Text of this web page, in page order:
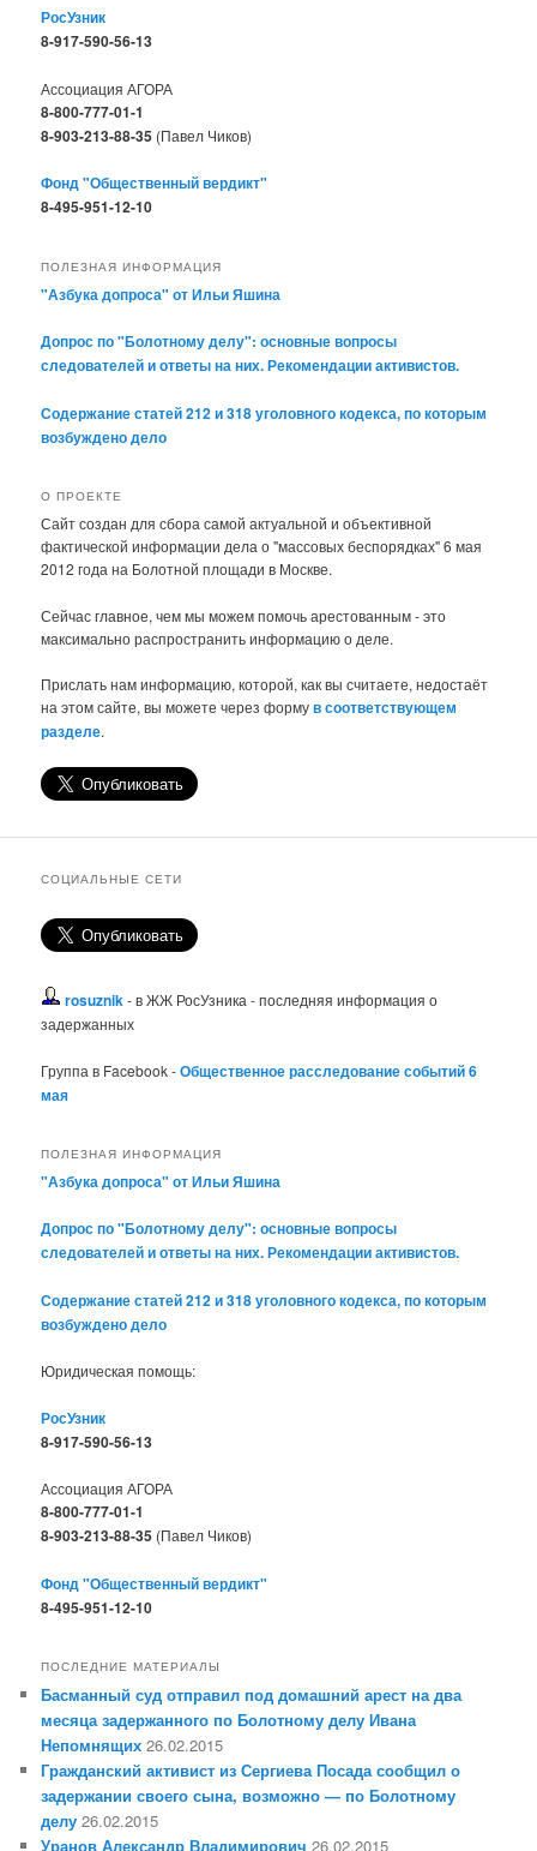
РосУзник
8-917-590-56-13
Ассоциация АГОРА
8-800-777-01-1
8-903-213-88-35 (Павел Чиков)
Фонд "Общественный вердикт"
8-495-951-12-10
ПОЛЕЗНАЯ ИНФОРМАЦИЯ
"Азбука допроса" от Ильи Яшина
Допрос по "Болотному делу": основные вопросы
следователей и ответы на них. Рекомендации активистов.
Содержание статей 212 и 318 уголовного кодекса, по которым
возбуждено дело
О ПРОЕКТЕ
Сайт создан для сбора самой актуальной и объективной
фактической информации дела о "массовых беспорядках" 6 мая
2012 года на Болотной площади в Москве.
Сейчас главное, чем мы можем помочь арестованным - это
максимально распространить информацию о деле.
Прислать нам информацию, которой, как вы считаете, недостаёт
на этом сайте, вы можете через формув соответствующем
разделе.
СОЦИАЛЬНЫЕ СЕТИ
rosuznik- в ЖЖ РосУзника - последняя информация о
задержанных
Группа в Facebook -Общественное расследование событий 6
мая
ПОЛЕЗНАЯ ИНФОРМАЦИЯ
"Азбука допроса" от Ильи Яшина
Допрос по "Болотному делу": основные вопросы
следователей и ответы на них. Рекомендации активистов.
Содержание статей 212 и 318 уголовного кодекса, по которым
возбуждено дело
Юридическая помощь:
РосУзник
8-917-590-56-13
Ассоциация АГОРА
8-800-777-01-1
8-903-213-88-35 (Павел Чиков)
Фонд "Общественный вердикт"
8-495-951-12-10
ПОСЛЕДНИЕ МАТЕРИАЛЫ
Басманный суд отправил под домашний арест на два
месяца задержанного по Болотному делу Ивана
Непомнящих 26.02.2015
Гражданский активист из Сергиева Посада сообщил о
задержании своего сына, возможно — по Болотному
делу 26.02.2015
Уранов Александр Владимирович 26.02.2015